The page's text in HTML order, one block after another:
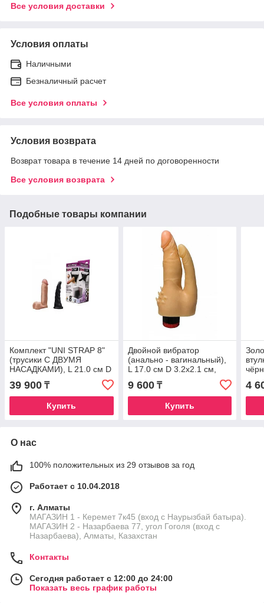
Все условия доставки
Условия оплаты
Наличными
Безналичный расчет
Все условия оплаты
Условия возврата
Возврат товара в течение 14 дней по договоренности
Все условия возврата
Подобные товары компании
Комплект "UNI STRAP 8"
(трусики С ДВУМЯ
НАСАДКАМИ), L 21.0 см D
4.0 см / L 18.0 см D 3.0 -
3.5 см
39 900 ₸
Купить
Двойной вибратор
(анально - вагинальный),
L 17.0 см D 3.2х2.1 см,
9 600₸
Купить
4
О нас
100% положительных из 29 отзывов за год
Работает с 10.04.2018
г. Алматы
МАГАЗИН 1 - Керемет 7к45 (вход с Наурызбай батыра).
МАГАЗИН 2 - Назарбаева 77, угол Гоголя (вход с
Назарбаева), Алматы, Казахстан
Контакты
Сегодня работает с 12:00 до 24:00
Показать весь график работы